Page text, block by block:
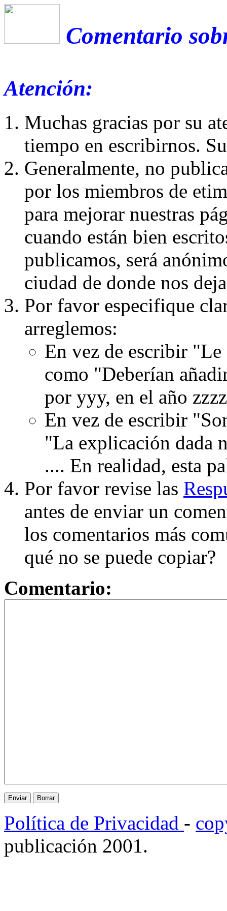
Comentario
Atención:
Muchas gracias por su
tiempo en escribirnos.
Generalmente, no
por los miembros de
para mejorar nuestras
cuando están bien
publicamos, será
ciudad de donde nos
Por favor especifique
arreglemos:
En vez de escribir
como "Deberían
por yyy, en el año
En vez de escribir
"La explicación dada
.... En realidad, esta
Por favor revise las
antes de enviar un
los comentarios más
qué no se puede copiar?
Comentario:
Política de Privacidad -
publicación 2001.